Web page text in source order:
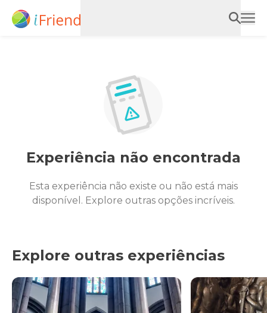
Experiência não encontrada
Esta experiência não existe ou não está mais
disponível. Explore outras opções incríveis.
Explore outras experiências